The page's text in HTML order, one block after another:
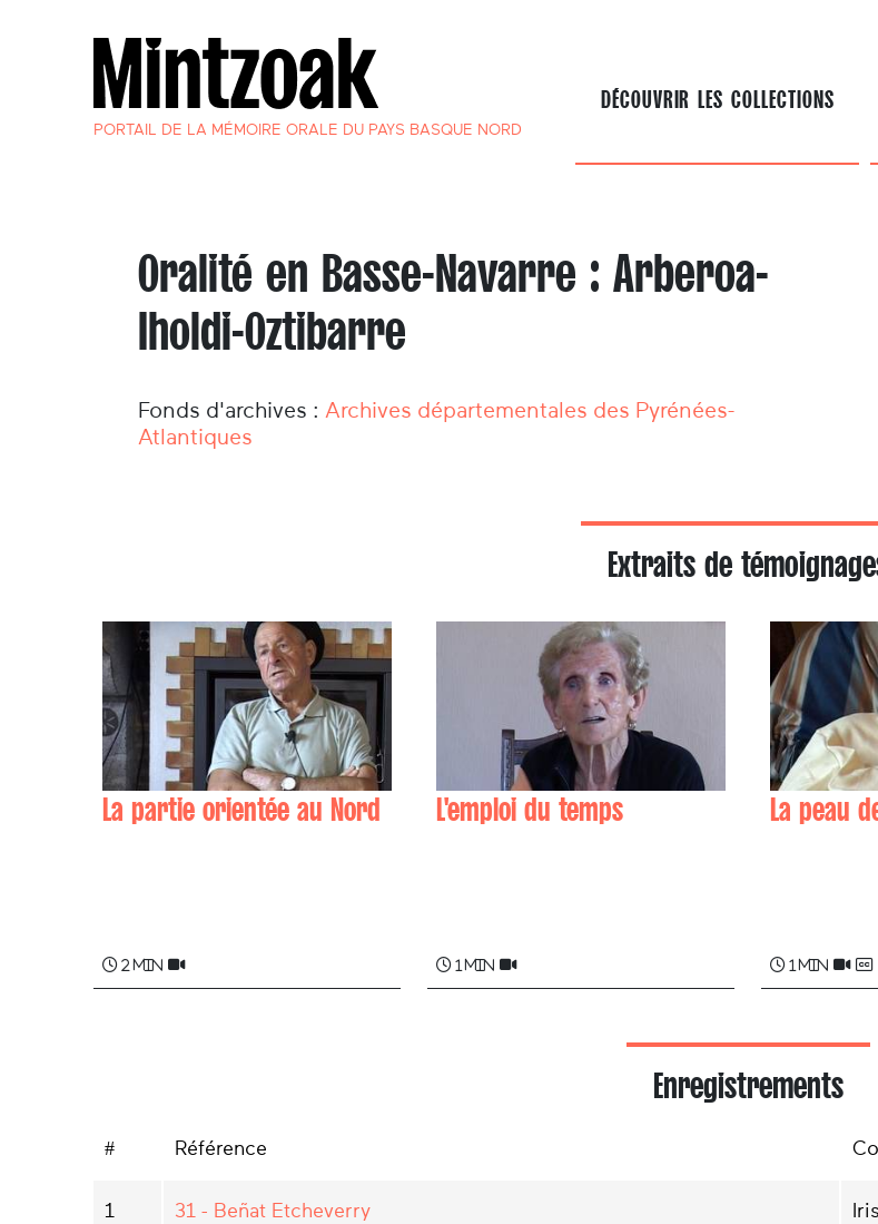
PORTAIL DE LA MÉMOIRE ORALE DU PAYS BASQUE NORD
DÉCOUVRIR LES COLLECTIONS
Oralité en Basse-Navarre : Arberoa-
Iholdi-Oztibarre
Fonds d'archives : Archives départementales des Pyrénées-
Atlantiques
Extraits de
La partie orientée au Nord
2 min
L'emploi du temps
1 min
La peau
1 min
Enregistrements
# Référence
1 31 - Beñat Etcheverry